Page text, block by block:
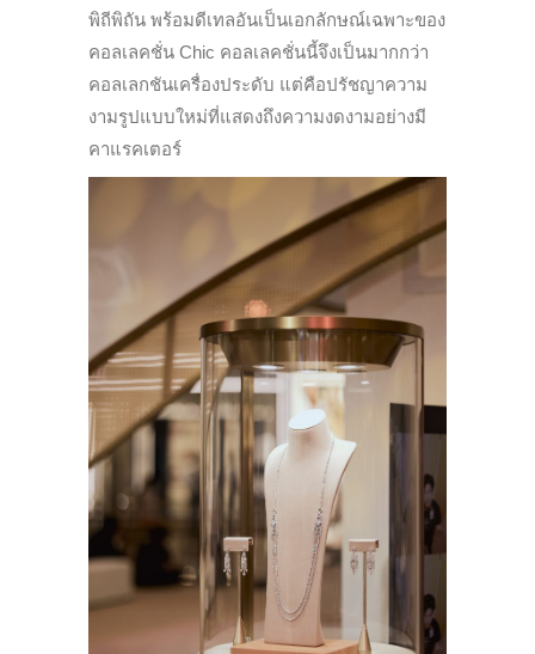
พิถีพิถัน พร้อมดีเทลอันเป็นเอกลักษณ์เฉพาะของ
คอลเลคชั่น Chic คอลเลคชั่นนี้จึงเป็นมากกว่า
คอลเลกชันเครื่องประดับ แต่คือปรัชญาความ
งามรูปแบบใหม่ที่แสดงถึงความงดงามอย่างมี
คาแรคเตอร์